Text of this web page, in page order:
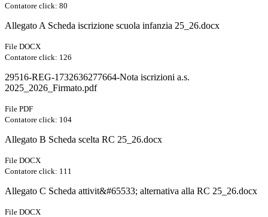
Contatore click: 80
Allegato A Scheda iscrizione scuola infanzia 25_26.docx
File DOCX
Contatore click: 126
29516-REG-1732636277664-Nota iscrizioni a.s.
2025_2026_Firmato.pdf
File PDF
Contatore click: 104
Allegato B Scheda scelta RC 25_26.docx
File DOCX
Contatore click: 111
Allegato C Scheda attivit&#65533; alternativa alla RC 25_26.docx
File DOCX